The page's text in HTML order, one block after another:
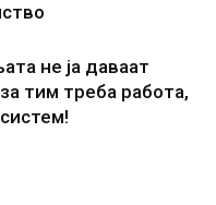
не ја даваат
тим треба работа,